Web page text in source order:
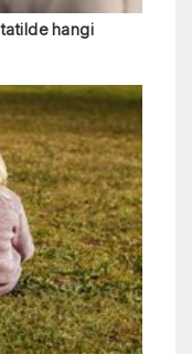
hangi